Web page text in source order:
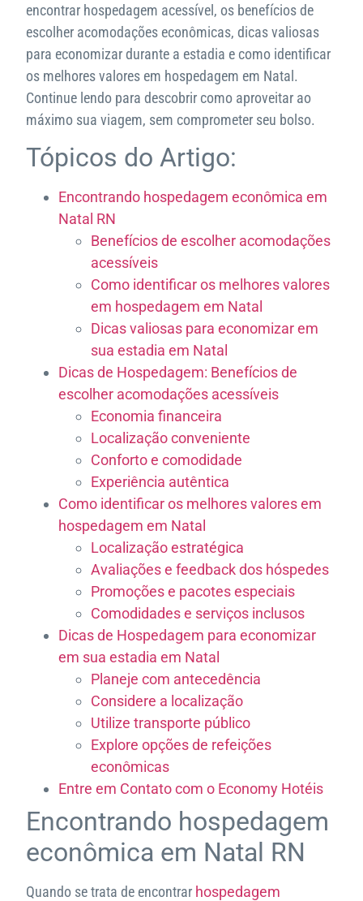
encontrar hospedagem acessível, os benefícios de
escolher acomodações econômicas, dicas valiosas
para economizar durante a estadia e como identificar
os melhores valores em hospedagem em Natal.
Continue lendo para descobrir como aproveitar ao
máximo sua viagem, sem comprometer seu bolso.
Tópicos do Artigo:
Encontrando hospedagem econômica em
Natal RN
Benefícios de escolher acomodações
acessíveis
Como identificar os melhores valores
em hospedagem em Natal
Dicas valiosas para economizar em
sua estadia em Natal
Dicas de Hospedagem: Benefícios de
escolher acomodações acessíveis
Economia financeira
Localização conveniente
Conforto e comodidade
Experiência autêntica
Como identificar os melhores valores em
hospedagem em Natal
Localização estratégica
Avaliações e feedback dos hóspedes
Promoções e pacotes especiais
Comodidades e serviços inclusos
Dicas de Hospedagem para economizar
em sua estadia em Natal
Planeje com antecedência
Considere a localização
Utilize transporte público
Explore opções de refeições
econômicas
Entre em Contato com o Economy Hotéis
Encontrando hospedagem
econômica em Natal RN
Quando se trata de encontrar hospedagem